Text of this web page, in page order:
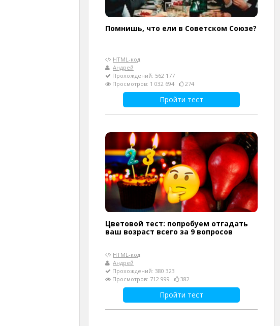
Помнишь, что ели в Советском Союзе?
HTML-код
Андрей
Прохождений: 562 177
Просмотров: 1 032 694
274
Пройти тест
Цветовой тест: попробуем отгадать
ваш возраст всего за 9 вопросов
HTML-код
Андрей
Прохождений: 380 323
Просмотров: 712 999
382
Пройти тест